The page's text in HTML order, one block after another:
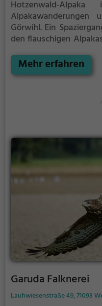
Hotzenwald-
Alpakawanderungen
Görwihl. Ein
den flauschigen
Familie. Die
unheimliche Ruhe
Mehr erfahren
Garuda Falknerei
Lauhwiesenstraße 49, 71093